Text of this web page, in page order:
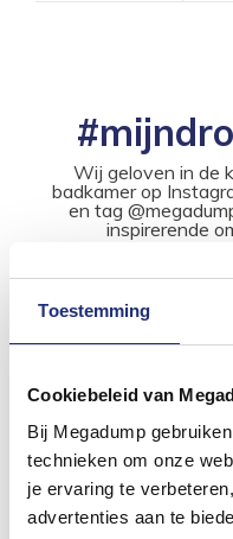
Toestemming
Cookiebeleid van
Bij Megadump
technieken om onze
je ervaring te
advertenties aan te
Wij geloven in de
badkamer op
en tag
inspirerende